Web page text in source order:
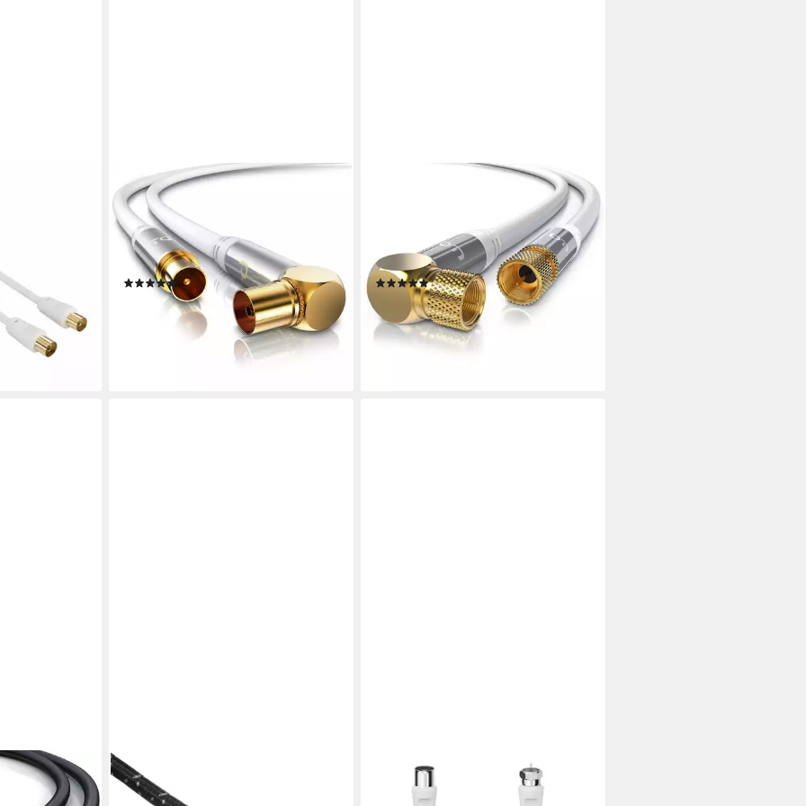
Koaxial-
Koaxial
Full HD TV
bei dir
PRIMEWIRE
TV-Kabel, Koaxial, IEC Stecker, RF
Buchse (50 cm), Antennenkabel
gewinkelt, Koaxialkabel 75 Ohm TV
HDTV DVB-T Radio -0,5m
(18)
ab 8,95 € UVP 14,99 €
lieferbar - in 2-3 Werktagen bei dir
SAT-Kabel, Koax, F-Verbinder (50
cm), HDTV SAT Koax Kabel 90°
gewinkelt, 4fach Schirmung, 135dB,
75Ohm, 0,5m
(285)
ab 9,95 € UVP14,99 €
-34%
lieferbar - in 2-3 Werktagen bei dir
(150
HAMA
HQ 1,5m Antennen-Kabel 110db
SAT-Anschlusskabel, F-Stecker -